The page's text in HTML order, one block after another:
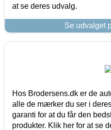
at se deres udvalg.
Se udvalget
Hos Brodersens.dk er de
alle de mærker du ser i
garanti for at du får den
produkter. Klik her for at se